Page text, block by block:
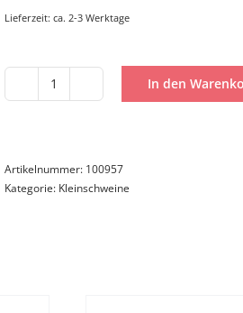
Lieferzeit: ca. 2-3 Werktage
Kleinschwein
Menge
In den
Artikelnummer: 100957
Kategorie: Kleinschweine